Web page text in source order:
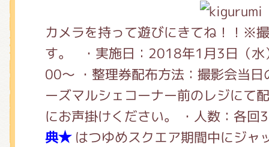
カメラを持って遊びにきてね！！※
す。 ・実施日：2018年1月3日（
00～ ・整理券配布方法：撮影会当
ーズマルシェコーナー前のレジにて
にお声掛けください。 ・人数：各
典★はつゆめスクエア期間中にジャ